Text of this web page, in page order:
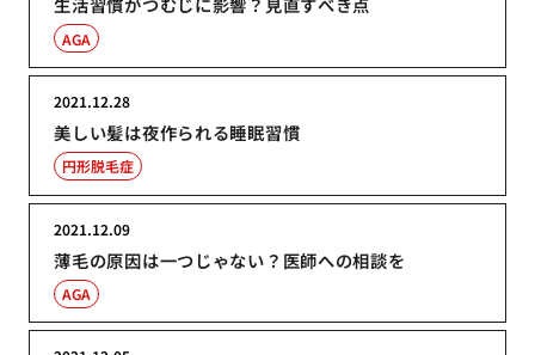
AGA
美しい髪は夜作られる睡眠習慣
2021.12.28
円形脱毛症
薄毛の原因は一つじゃない？医師への相談を
2021.12.09
AGA